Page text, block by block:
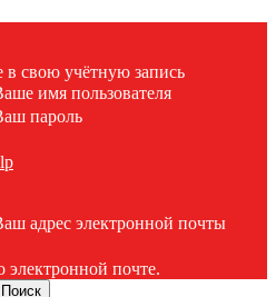
свою учётную запись
имя пользователя
пароль
адрес электронной почты
почте.